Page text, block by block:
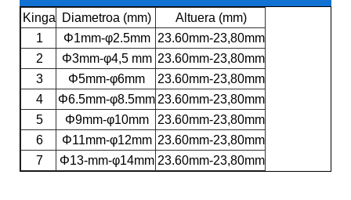
Kinga Diametroa (mm)
Altuera (mm)
1
Φ1mm-φ2.5mm
23.60mm-23,80mm
2
Φ3mm-φ4,5 mm 23.60mm-23,80mm
3
Φ5mm-φ6mm
23.60mm-23,80mm
4
Φ6.5mm-φ8.5mm 23.60mm-23,80mm
5
Φ9mm-φ10mm
23.60mm-23,80mm
6
Φ11mm-φ12mm 23.60mm-23,80mm
7
Φ13-mm-φ14mm 23.60mm-23,80mm